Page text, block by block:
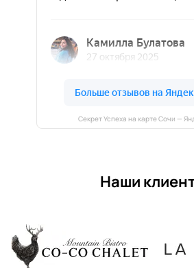
Секрет Успеха на карте Сочи —
Наши